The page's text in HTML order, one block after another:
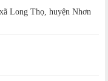
Long Thọ, huyện Nhơn